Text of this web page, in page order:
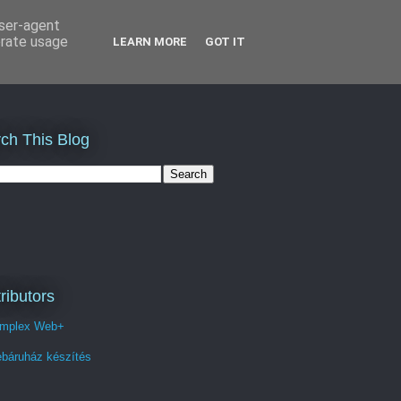
This Blog
Web+
készítés
agent
usage
LEARN MORE GOT IT